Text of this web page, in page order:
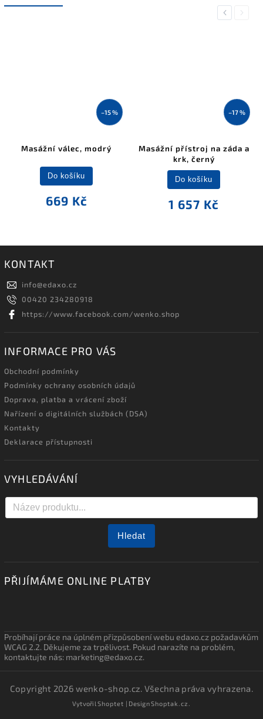
Previous
–15 %
Masážní válec, modrý
669 Kč
Do košíku
–17 %
Masážní přístroj na záda a
krk, černý
1 657 Kč
Do košíku
Next
KONTAKT
info@edaxo.cz
00420 234280918
https://www.facebook.com/wenko.shop
INFORMACE PRO VÁS
Obchodní podmínky
Podmínky ochrany osobních údajů
Doprava, platba a vrácení zboží
Nařízení o digitálních službách (DSA)
Kontakty
Deklarace přístupnosti
VYHLEDÁVÁNÍ
Hledat
PŘIJÍMÁME ONLINE PLATBY
Probíhají práce na úplném přizpůsobení webu edaxo.cz požadavkům
WCAG 2.2. Děkujeme za trpělivost. Pokud narazíte na problém,
kontaktujte nás: marketing@edaxo.cz.
Copyright 2026wenko-shop.cz. Všechna práva vyhrazena.
VytvořilShoptet | DesignShoptak.cz.